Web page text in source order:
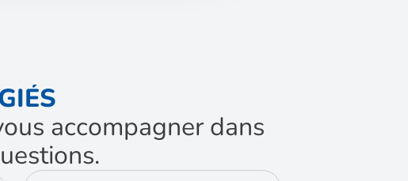
accompagner dans